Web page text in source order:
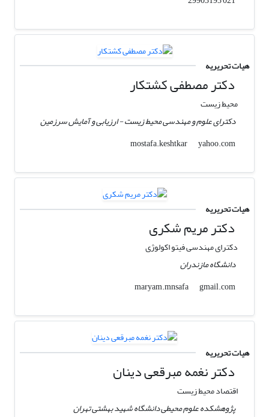
هیات تحریریه
دکتر مصطفی کشتکار
محیط زیست
دکترای علوم و مهندسی محیط زیست - ارزیابی و آمایش سرزمین
mostafa.keshtkar
yahoo.com
هیات تحریریه
دکتر مریم شکری
دکترای مهندسی فیتو اکولوژی
دانشگاه مازندران
maryam.mnsafa
gmail.com
هیات تحریریه
دکتر نغمه مبرقعی دینان
اقتصاد محیط زیست
پژوهشکده علوم محیطی دانشگاه شهید بهشتی تهران